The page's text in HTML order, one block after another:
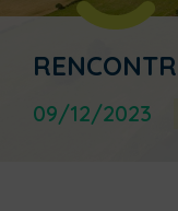
09/12/2023